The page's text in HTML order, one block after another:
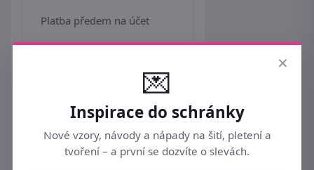
Platba předem na účet
Bonus a slevové kupóny
Jak uplatnit slevový kód
Dárek k objednávce
Velkoobchod
×
💌
Inspirace do schránky
Nové vzory, návody a nápady na šití, pletení a
tvoření – a první se dozvíte o slevách.